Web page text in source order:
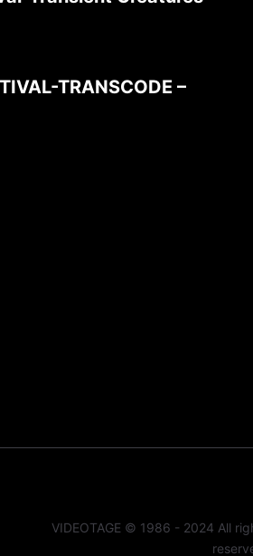
TRANSCODE –
VIDEOTAGE © 1986 - 2024 All